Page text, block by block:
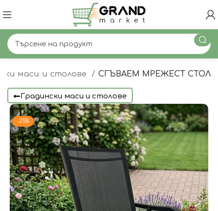
маси и столове СГЪВАЕМ МРЕЖЕСТ СТОЛ
Градински маси и столове
-25%